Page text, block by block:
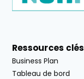
Ressources clés
Business Plan
Tableau de bord